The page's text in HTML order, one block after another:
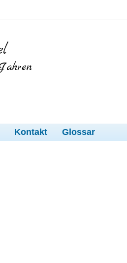
Kontakt Glossar